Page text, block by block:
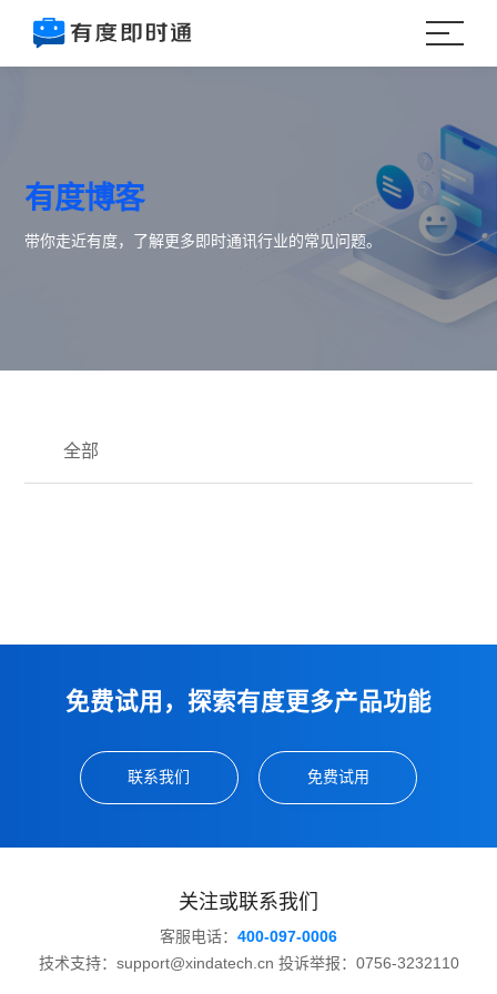
有度博客
带你走近有度，了解更多即时通讯行业的常见问题。
全部
免费试用，探索有度更多产品功能
联系我们 免费试用
关注或联系我们
客服电话： 400-097-0006
技术支持：support@xindatech.cn 投诉举报：0756-3232110